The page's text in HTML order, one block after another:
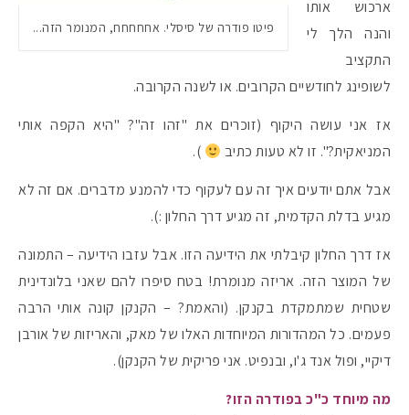
פיטו פודרה של סיסלי. אחחחחח, המנומר הזה...
ארכוש אותו
והנה הלך לי
התקציב
לשופינג לחודשיים הקרובים. או לשנה הקרובה.
אז אני עושה היקוף (זוכרים את "זהו זה"? "היא הקפה אותי
המניאקית?". זו לא טעות כתיב
).
אבל אתם יודעים איך זה עם לעקוף כדי להמנע מדברים. אם זה לא
מגיע בדלת הקדמית, זה מגיע דרך החלון :).
אז דרך החלון קיבלתי את הידיעה הזו. אבל עזבו הידיעה – התמונה
של המוצר הזה. אריזה מנומרת! בטח סיפרו להם שאני בלונדינית
שטחית שמתמקדת בקנקן. (והאמת? – הקנקן קונה אותי הרבה
פעמים. כל המהדורות המיוחדות האלו של מאק, והאריזות של אורבן
דיקיי, ופול אנד ג'ו, ובנפיט. אני פריקית של הקנקן).
מה מיוחד כ"כ בפודרה הזו?